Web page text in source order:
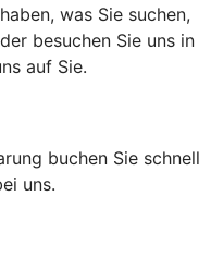
was Sie suchen,
besuchen Sie uns in
auf Sie.
buchen Sie schnell
uns.